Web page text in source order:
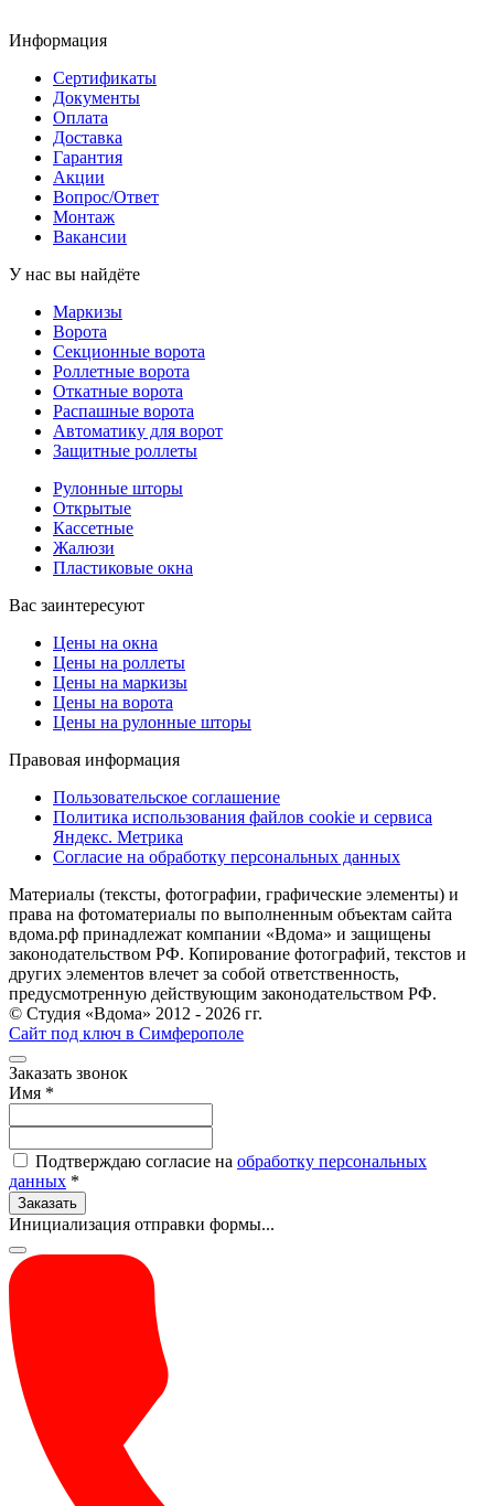
Информация
Сертификаты
Документы
Оплата
Доставка
Гарантия
Акции
Вопрос/Ответ
Монтаж
Вакансии
У нас вы найдёте
Маркизы
Ворота
Секционные ворота
Роллетные ворота
Откатные ворота
Распашные ворота
Автоматику для ворот
Защитные роллеты
Рулонные шторы
Открытые
Кассетные
Жалюзи
Пластиковые окна
Вас заинтересуют
Цены на окна
Цены на роллеты
Цены на маркизы
Цены на ворота
Цены на рулонные шторы
Правовая информация
Пользовательское соглашение
Политика использования файлов cookie и сервиса
Яндекс. Метрика
Согласие на обработку персональных данных
Материалы (тексты, фотографии, графические элементы) и
права на фотоматериалы по выполненным объектам сайта
вдома.рф принадлежат компании «Вдома» и защищены
законодательством РФ. Копирование фотографий, текстов и
других элементов влечет за собой ответственность,
предусмотренную действующим законодательством РФ.
© Студия «Вдома» 2012 - 2026 гг.
Сайт под ключ в Симферополе
Заказать звонок
Имя *
Подтверждаю согласие на обработку персональных
данных *
Заказать
Инициализация отправки формы...